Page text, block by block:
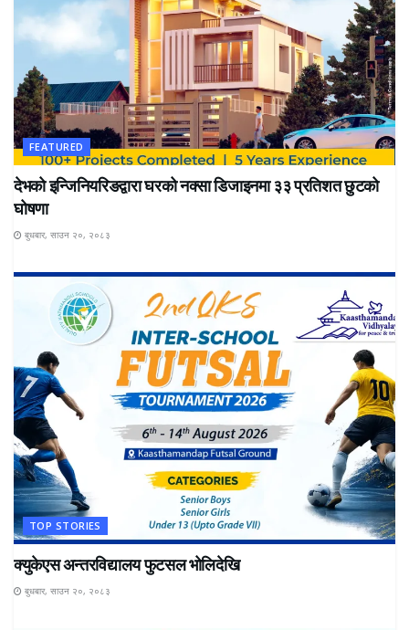
FEATURED
देभको इन्जिनियरिङद्वारा घरको नक्सा डिजाइनमा ३३ प्रतिशत छुटको
घोषणा
बुधबार, साउन २०, २०८३
TOP STORIES
क्युकेएस अन्तरविद्यालय फुटसल भोलिदेखि
बुधबार, साउन २०, २०८३